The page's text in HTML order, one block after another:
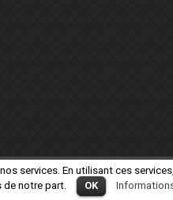
services. En utilisant ces
de notre part.
OK